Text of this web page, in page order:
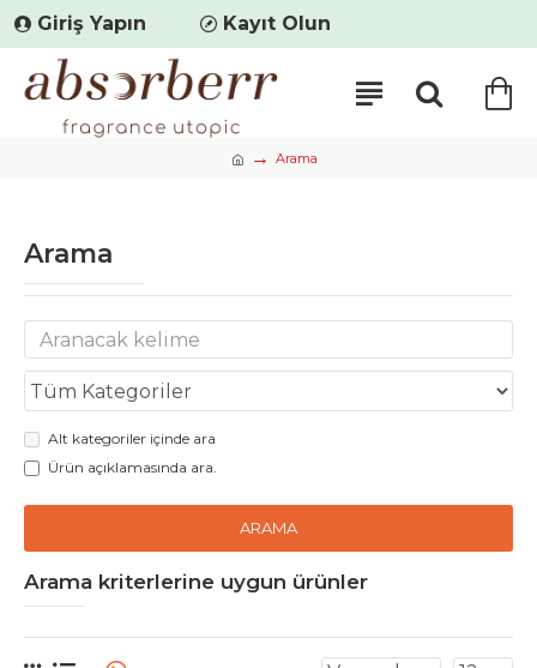
Giriş Yapın Kayıt Olun
Arama
Arama
Alt kategoriler içinde ara
Ürün açıklamasında ara.
ARAMA
Arama kriterlerine uygun ürünler